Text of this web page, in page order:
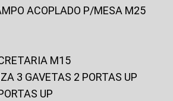
ACOPLADO P/MESA M25
M15
3 GAVETAS 2 PORTAS UP
UP